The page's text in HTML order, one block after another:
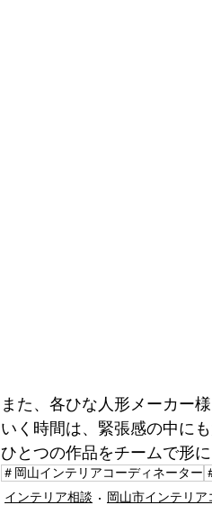
また、各ひな人形メーカー
いく時間は、緊張感の中に
ひとつの作品をチームで形
＃岡山インテリアコーディネーター
インテリア相談
岡山市インテリ